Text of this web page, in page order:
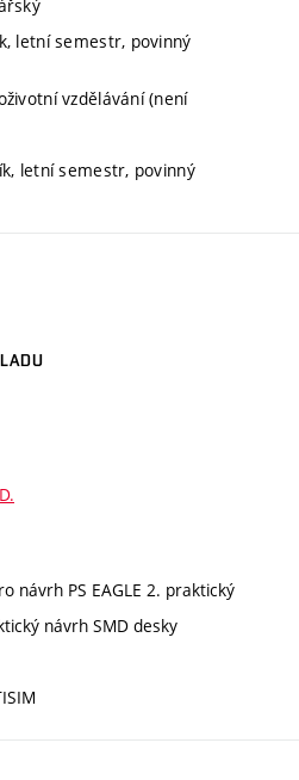
letní semestr, povinný
vzdělávání (není
letní semestr, povinný
návrh PS EAGLE 2. praktický
návrh SMD desky